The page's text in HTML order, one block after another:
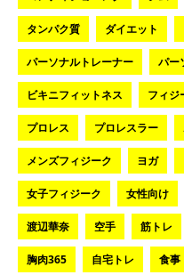
タンパク質 ダイエット
パーソナルトレーナー パー
ビキニフィットネス フィジ
プロレス プロレスラー
メンズフィジーク ヨガ
女子フィジーク 女性向け
渡辺華奈 空手 筋トレ
胸肉365 自宅トレ 食事